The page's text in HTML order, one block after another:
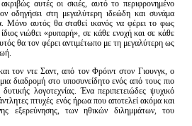
αυτές οι σκιές, αυτό το περιφρονημένο
οδηγήσει στη μεγαλύτερη ιδεώδη και συνάμα
Μόνο αυτός θα σταθεί ικανός να φέρει το φως
νιώθει «ρυπαρή», σε κάθε ενοχή και σε κάθε
θα τον φέρει αντιμέτωπο με τη μεγαλύτερη ως
τον ντε Σαντ, από τον Φρόιντ στον Γιουνγκ, ο
διαδρομή στο υποσυνείδητο ενός από τους πιο
λογοτεχνίας. Ένα περιπετειώδες ψυχικό
πτυχές ενός ήρωα που αποτελεί ακόμα και
εξερεύνησης, των ηθικών διλημμάτων, του